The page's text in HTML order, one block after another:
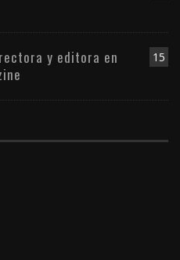
15
y editora en